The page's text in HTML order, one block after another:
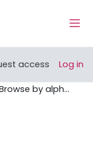
access Log in
Browse by alphabet